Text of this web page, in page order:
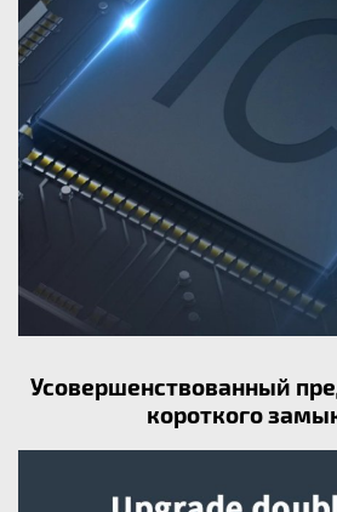
Усовершенствованный
короткого